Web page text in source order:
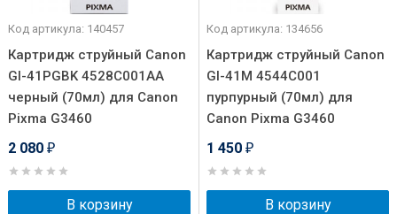
Код артикула: 140457
Картридж струйный Canon
GI-41PGBK 4528C001AA
черный (70мл) для Canon
Pixma G3460
2 080 ₽
В корзину
Код артикула: 134656
Картридж струйный Canon
GI-41M 4544C001
пурпурный (70мл) для
Canon Pixma G3460
1 450 ₽
В корзину